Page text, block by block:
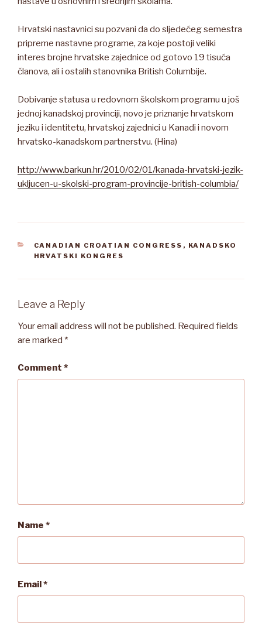
Hrvatski nastavnici su pozvani da do sljedećeg semestra
pripreme nastavne programe, za koje postoji veliki
interes brojne hrvatske zajednice od gotovo 19 tisuća
članova, ali i ostalih stanovnika British Columbije.
Dobivanje statusa u redovnom školskom programu u još
jednoj kanadskoj provinciji, novo je priznanje hrvatskom
jeziku i identitetu, hrvatskoj zajednici u Kanadi i novom
hrvatsko-kanadskom partnerstvu. (Hina)
http://www.barkun.hr/2010/02/01/kanada-hrvatski-jezik-
ukljucen-u-skolski-program-provincije-british-columbia/
CATEGORIES
CANADIAN CROATIAN CONGRESS , KANADSKO
HRVATSKI KONGRES
Leave a Reply
Your email address will not be published. Required fields
are marked *
Comment *
Name *
Email*